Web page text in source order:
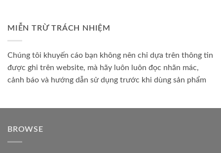
MIỄN TRỪ TRÁCH NHIỆM
Chúng tôi khuyến cáo bạn không nên chỉ dựa trên thông tin
được ghi trên website, mà hãy luôn luôn đọc nhãn mác,
cảnh báo và hướng dẫn sử dụng trước khi dùng sản phẩm
BROWSE